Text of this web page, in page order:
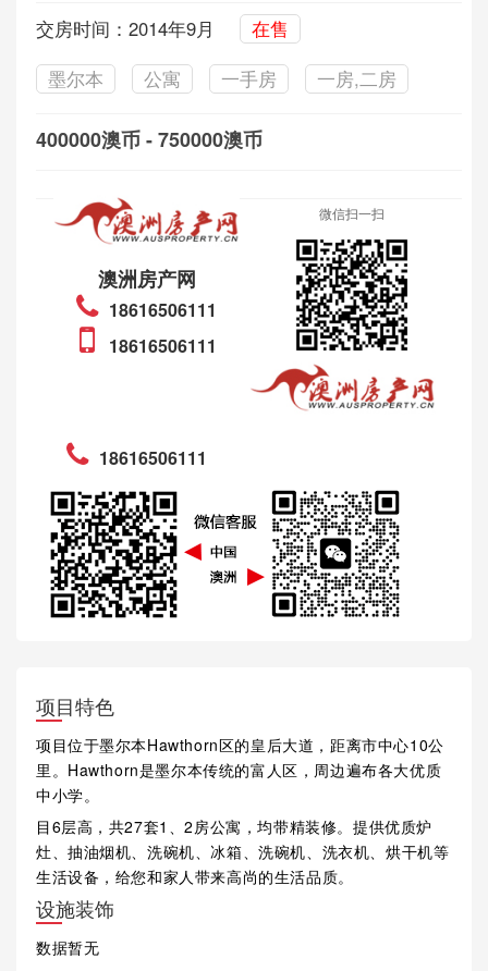
交房时间：2014年9月
在售
墨尔本
公寓 一手房 一房,二房
400000澳币 - 750000澳币
澳洲房产网
18616506111
18616506111
微信扫一扫
18616506111
项目特色
项目位于墨尔本Hawthorn区的皇后大道，距离市中心10公
里。Hawthorn是墨尔本传统的富人区，周边遍布各大优质
中小学。
目6层高，共27套1、2房公寓，均带精装修。提供优质炉
灶、抽油烟机、洗碗机、冰箱、洗碗机、洗衣机、烘干机等
生活设备，给您和家人带来高尚的生活品质。
设施装饰
数据暂无